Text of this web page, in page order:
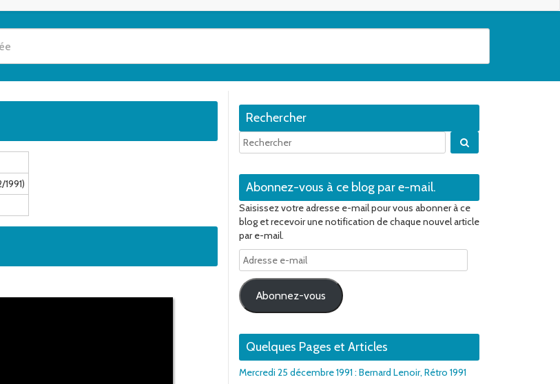
Rechercher
Abonnez-vous à ce blog par e-mail.
Saisissez votre adresse e-mail pour vous abonner à ce
blog et recevoir une notification de chaque nouvel article
par e-mail.
Adresse
e-
mail
Abonnez-vous
Quelques Pages et Articles
Mercredi 25 décembre 1991 : Bernard Lenoir, Rétro 1991